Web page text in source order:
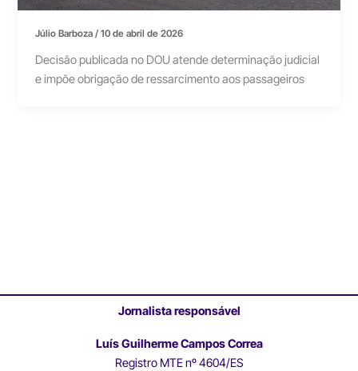
Júlio Barboza/10 de abril de 2026
Decisão publicada no DOU atende determinação judicial
e impõe obrigação de ressarcimento aos passageiros
Jornalista responsável
Luís Guilherme Campos Correa
Registro MTE nº 4604/ES